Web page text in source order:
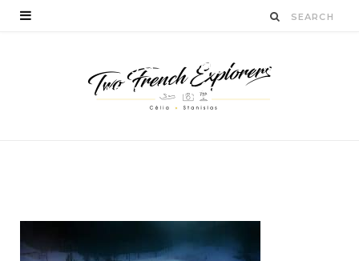
blog-voyage-saguenay-
2-jours-activités-chien-
de-traineau-québec